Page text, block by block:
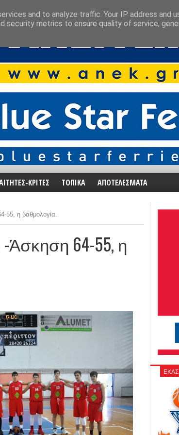
ΚΡΙΤΕΣ ΤΟΠΙΚΑ ΑΠΟΤΕΛΕΣΜΑΤΑ
55, η βαθμολογία.
Άσκηση 64-55, η
and to analyze traffic. Your IP address and
security metrics to ensure quality of service,